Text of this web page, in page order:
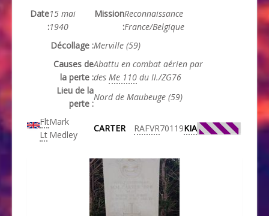
Date
:
15 mai
1940
Mission
:
Reconnaissance
France/Belgique
Décollage :Merville (59)
Causes de
la perte :
Abattu en combat aérien par
des Me 110 du II./ZG76
Lieu de la
perte :
Nord de Maubeuge (59)
Flt
Lt
Mark
Medley
CARTER RAFVR70119KIA